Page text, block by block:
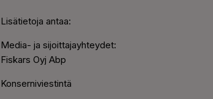
Lisätietoja antaa:
Media- ja sijoittajayhteydet:
Fiskars Oyj Abp
Konserniviestintä